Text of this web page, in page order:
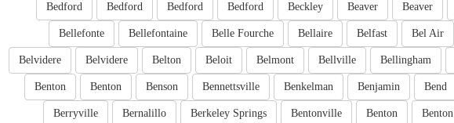
Beaver
Beaver
Beckley
Bedford
Bedford
Bedford
Bedford
Bel Air
Belfast
Bellaire
Belle Fourche
Bellefontaine
Bellefonte
Bellingham
Bellville
Belmont
Beloit
Belton
Belvidere
Belvidere
Bend
Benjamin
Benkelman
Bennettsville
Benson
Benton
Benton
Benton
Benton
Bentonville
Berkeley Springs
Bernalillo
Berryville